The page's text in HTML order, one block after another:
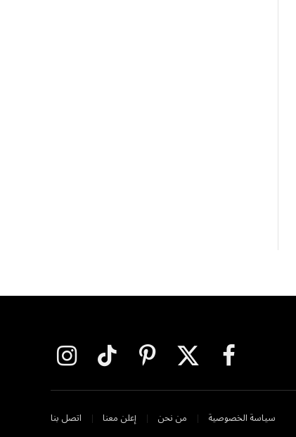
فيسبوك X بينتيريستتيكتوك الانستغرام
سياسة الخصوصية من نحن إعلن معنا اتصل بنا